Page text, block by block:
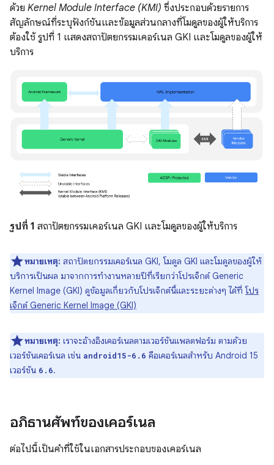
ด้วย Kernel Module Interface (KMI) ซึ่งประกอบด้วยรายการ
สัญลักษณ์ที่ระบุฟังก์ชันและข้อมูลส่วนกลางที่โมดูลของผู้ให้บริการ
ต้องใช้ รูปที่ 1 แสดงสถาปัตยกรรมเคอร์เนล GKI และโมดูลของผู้ให้
บริการ
รูปที่ 1 สถาปัตยกรรมเคอร์เนล GKI และโมดูลของผู้ให้บริการ
หมายเหตุ: สถาปัตยกรรมเคอร์เนล GKI, โมดูล GKI และโมดูลของผู้ให้
บริการเป็นผล มาจากการทำงานหลายปีที่เรียกว่าโปรเจ็กต์ Generic
Kernel Image (GKI) ดูข้อมูลเกี่ยวกับโปรเจ็กต์นี้และระยะต่างๆ ได้ที่โปร
เจ็กต์ Generic Kernel Image (GKI)
หมายเหตุ: เราจะอ้างอิงเคอร์เนลตามเวอร์ชันแพลตฟอร์ม ตามด้วย
เวอร์ชันเคอร์เนล เช่น android15-6.6 คือเคอร์เนลสำหรับ Android 15
เวอร์ชัน 6.6.
อภิธานศัพท์ของเคอร์เนล
ต่อไปนี้เป็นคำที่ใช้ในเอกสารประกอบของเคอร์เนล